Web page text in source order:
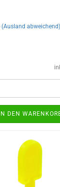
(Ausland abweichend)
IN DEN